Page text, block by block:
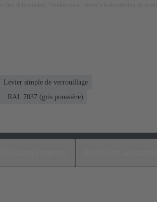
Levier simple de verrouillage
RAL 7037 (gris poussière)